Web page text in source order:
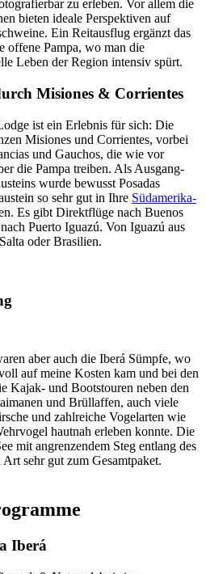
zu erleben. Vor allem die
bieten ideale Perspektiven auf
Ein Reitausflug ergänzt das
offene Pampa, wo man die
Leben der Region intensiv spürt.
Misiones & Corrientes
ist ein Erlebnis für sich: Die
Misiones und Corrientes, vorbei
und Gauchos, die wie vor
die Pampa treiben. Als Ausgang-
wurde bewusst Posadas
so sehr gut in Ihre Südamerika-
Es gibt Direktflüge nach Buenos
Puerto Iguazú. Von Iguazú aus
oder Brasilien.
aber auch die Iberá Sümpfe, wo
auf meine Kosten kam und bei den
Kajak- und Bootstouren neben den
und Brüllaffen, auch viele
und zahlreiche Vogelarten wie
hautnah erleben konnte. Die
mit angrenzendem Steg entlang des
sehr gut zum Gesamtpaket.
Iberá